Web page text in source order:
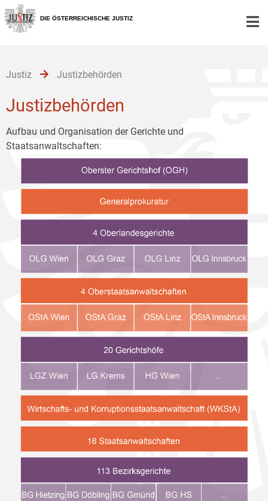
Zur
Hauptnavigation
[1]
Zum
Inhalt
[2]
Zum
Untermenü
[3]
DIE ÖSTERREICHISCHE JUSTIZ
Justiz Justizbehörden
Justizbehörden
Aufbau und Organisation der Gerichte und
Staatsanwaltschaften: